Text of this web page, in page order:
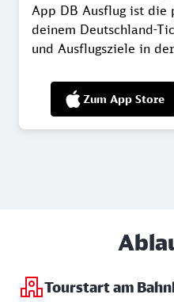
App DB Ausflug ist die
deinem Deutschland-
und Ausflugsziele in
Zum App Store
Tourstart am